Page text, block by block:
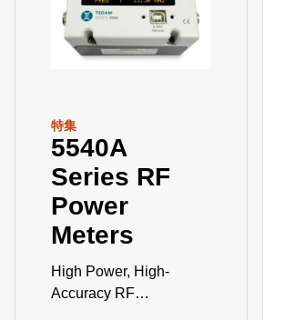
特集
5540A
Series RF
Power
Meters
High Power, High-
Accuracy RF